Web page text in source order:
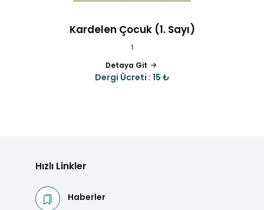
Kardelen Çocuk (1. Sayı)
1
Detaya Git
Dergi Ücreti : 15 ₺
Hızlı Linkler
Haberler